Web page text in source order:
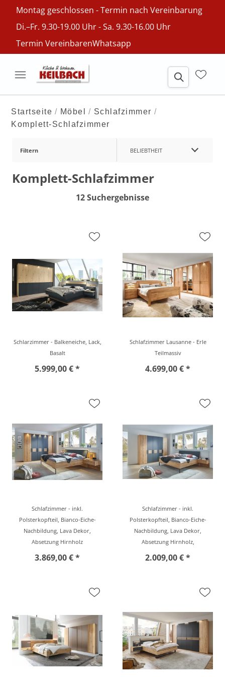
Montag geschlossen - Termin nach Vereinbarung
Di.–Fr. 9.30-19.00 Uhr - Sa. 9.30-16.00 Uhr
Termin VereinbarenWhatsapp
Startseite Möbel
Schlafzimmer
Komplett-Schlafzimmer
Filtern BELIEBTHEIT
Komplett-Schlafzimmer
12 Suchergebnisse
Schlarzimmer - Balkeneiche, Lack,
Basalt
5.999,00 € *
Schlafzimmer Lausanne - Erle
Teilmassiv
4.699,00 € *
Schlafzimmer - inkl.
Polsterkopfteil, Bianco-Eiche-
Nachbildung, Lava Dekor,
Absetzung Hirnholz
3.869,00 € *
Schlafzimmer - inkl.
Polsterkopfteil, Bianco-Eiche-
Nachbildung, Lava Dekor,
Absetzung Hirnholz,
2.009,00 € *